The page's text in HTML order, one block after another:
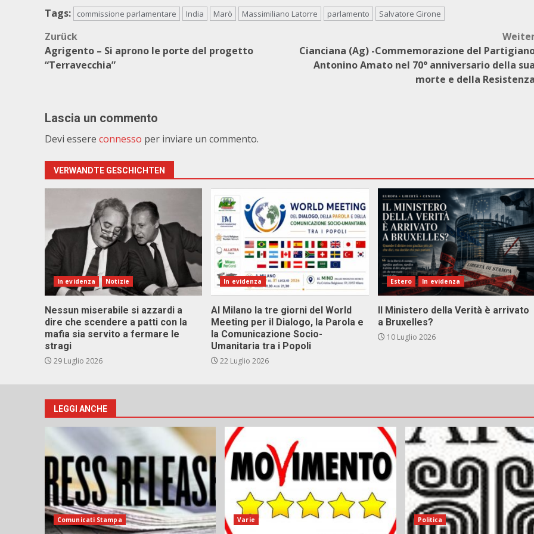
Tags: commissione parlamentare India Marò Massimiliano Latorre parlamento Salvatore Girone
Beitragsnavigation
Zurück
Agrigento – Si aprono le porte del progetto
“Terravecchia”
Cianciana (Ag) -Commemorazione del
Antonino Amato nel 70° anniversario della sua
morte e della Resistenza
Lascia un commento
Devi essere connesso per inviare un commento.
VERWANDTE GESCHICHTEN
In evidenza Notizie
Nessun miserabile si azzardi a
dire che scendere a patti con la
mafia sia servito a fermare le
stragi
29 Luglio 2026
In evidenza
Al Milano la tre giorni del World
Meeting per il Dialogo, la Parola e
la Comunicazione Socio-
Umanitaria tra i Popoli
22 Luglio 2026
Estero In evidenza
Il Ministero della Verità è arrivato
a Bruxelles?
10 Luglio 2026
LEGGI ANCHE
Comunicati Stampa Varie Politica